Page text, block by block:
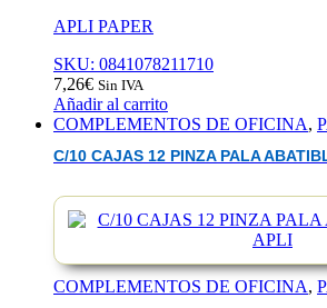
APLI PAPER
SKU: 0841078211710
7,26€ Sin IVA
Añadir al carrito
COMPLEMENTOS DE OFICINA,
C/10 CAJAS 12 PINZA PALA
COMPLEMENTOS DE OFICINA,